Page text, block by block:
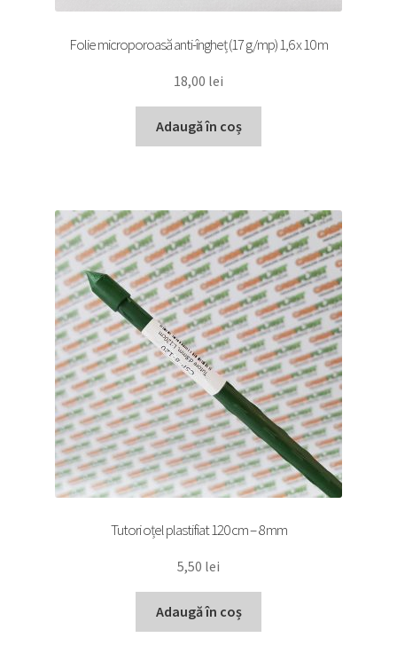
Folie microporoasă anti-îngheț (17 g/mp) 1,6 x 10 m
18,00 lei
Adaugă în coș
Tutori oțel plastifiat 120 cm – 8 mm
5,50 lei
Adaugă în coș